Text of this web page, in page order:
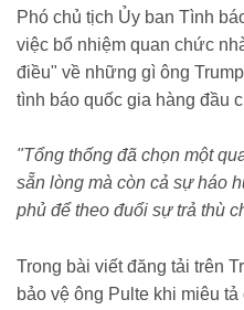
Phó chủ tịch Ủy ban Tình
việc bổ nhiệm quan chức
điều" về những gì ông
tình báo quốc gia hàng đầu
"Tổng thống đã chọn một
sẵn lòng mà còn cả sự háo
phủ để theo đuổi sự trả thù
Trong bài viết đăng tải trên
bảo vệ ông Pulte khi miêu